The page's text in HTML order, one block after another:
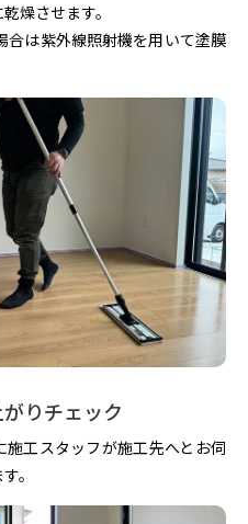
燥させます。
合は紫外線照射機を用いて塗膜
りチェック
施工スタッフが施工先へとお伺
。